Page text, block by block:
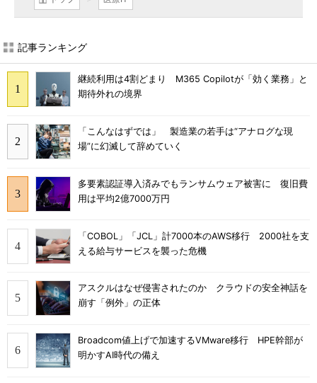
記事ランキング
継続利用は4割どまり M365 Copilotが「効く業務」と
期待外れの境界
「こんなはずでは」 製造業の若手は“アナログな現
場”に幻滅して辞めていく
多要素認証導入済みでもランサムウェア被害に 復旧費
用は平均2億7000万円
「COBOL」「JCL」計7000本のAWS移行 2000社を支
える給与サービスを襲った危機
アスクルはなぜ侵害されたのか クラウドの安全神話を
崩す「例外」の正体
Broadcom値上げで加速するVMware移行 HPE幹部が
明かすAI時代の備え